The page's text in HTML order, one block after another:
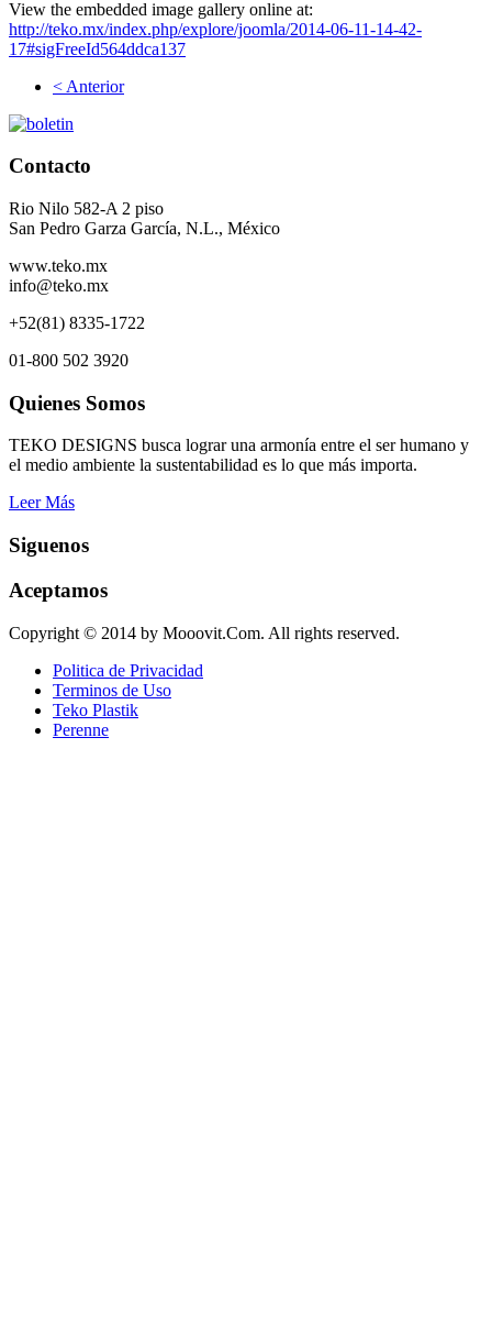
View the embedded image gallery online at:
http://teko.mx/index.php/explore/joomla/2014-06-11-14-42-
17#sigFreeId564ddca137
< Anterior
Contacto
Rio Nilo 582-A 2 piso
San Pedro Garza García, N.L., México
www.teko.mx
info@teko.mx
+52(81) 8335-1722
01-800 502 3920
Quienes Somos
TEKO DESIGNS busca lograr una armonía entre el ser humano y
el medio ambiente la sustentabilidad es lo que más importa.
Leer Más
Siguenos
Aceptamos
Copyright © 2014 by Mooovit.Com. All rights reserved.
Politica de Privacidad
Terminos de Uso
Teko Plastik
Perenne